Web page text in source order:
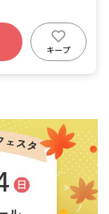
キープ